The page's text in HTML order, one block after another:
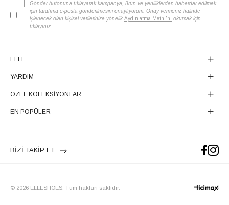
Gönder butonuna tıklayarak kampanya, ürün ve yeniliklerden haberdar edilmek
için tarafıma e-posta gönderilmesini onaylıyorum. Onay vermeniz halinde
işlenecek olan kişisel verilerinize yönelik Aydınlatma Metni'ni okumak için
tıklayınız
ELLE
YARDIM
ÖZEL KOLEKSİYONLAR
EN POPÜLER
BİZİ TAKİP ET
© 2026 ELLESHOES. Tüm hakları saklıdır.